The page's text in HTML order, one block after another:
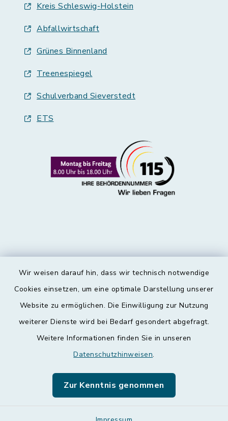
Wir weisen darauf hin, dass wir technisch notwendige
Cookies einsetzen, um eine optimale Darstellung unserer
Website zu ermöglichen. Die Einwilligung zur Nutzung
weiterer Dienste wird bei Bedarf gesondert abgefragt.
Weitere Informationen finden Sie in unseren
Datenschutzhinweisen.
Zur Kenntnis genommen
Kreis Schleswig-Holstein
Abfallwirtschaft
Grünes Binnenland
Treenespiegel
Schulverband Sieverstedt
ETS
Kontakt
Datenschutz
Leichte Sprache